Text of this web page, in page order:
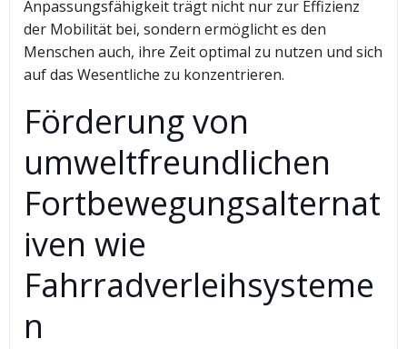
Anpassungsfähigkeit trägt nicht nur zur Effizienz
der Mobilität bei, sondern ermöglicht es den
Menschen auch, ihre Zeit optimal zu nutzen und sich
auf das Wesentliche zu konzentrieren.
Förderung von
umweltfreundlichen
Fortbewegungsalternat
iven wie
Fahrradverleihsysteme
n